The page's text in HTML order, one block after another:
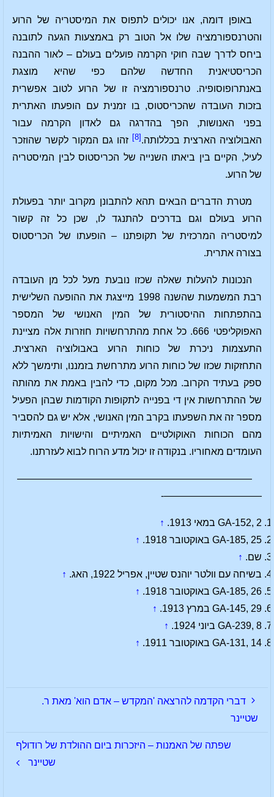
באופן דומה, אנו יכולים לתפוס את המיסטריה של הרוע
והטרנספורמציה שלו אל הטוב רק באמצעות הגעה לתובנה
ביחס לדרך שבה חוקי הקרמה פועלים בעולם – לאור ההבנה
הכריסטיאנית החדשה שלהם כפי שהיא מוצגת
באנתרופוסופיה. טרנספורמציה זו של הרוע לטוב אפשרית
בזכות העובדה שהכריסטוס, בו זמנית עם הופעתו האתרית
בפני האנושות, הפך בהדרגה גם לאדון הקרמה עבור
האבולוציה הארצית בכללותה. [8]
זהו גם המקור לקשר שהוזכר
לעיל, הקיים בין ביאתו השנייה של הכריסטוס לבין המיסטריה
של הרוע.
מטרת הדברים הבאים תהא להתבונן מקרוב יותר בפעולת
הרוע בעולם וגם בדרכים להתנגד לו, שכן כל זה קשור
למיסטריה המרכזית של תקופתנו – הופעתו של הכריסטוס
בצורה אתרית.
הנכונות להעלות שאלה שכזו נובעת מעל לכל מן העובדה
רבת המשמעות שהשנה 1998 מייצגת את ההופעה השלישית
בהתפתחות ההיסטורית של המין האנושי של המספר
האפוקליפטי 666. כל אחת מהתרחשויות חוזרות אלה מציינת
התעצמות ניכרת של כוחות הרוע באבולוציה הארצית.
התחזקות שכזו של כוחות הרוע מתרחשת בזמננו, ותימשך ללא
ספק בעתיד הקרוב. מכל מקום, כדי להבין באמת את מהותה
של ההתרחשות אין די בפנייה לתקופות הקודמות שבהן הפעיל
מספר זה את השפעתו בקרב המין האנושי, אלא יש גם להסביר
מהם הכוחות האוקולטיים האמיתיים והישויות האמיתיות
העומדים מאחוריו. בנקודה זו יכול מדע הרוח לבוא לעזרתנו.
————————————————————————
——————————-
GA-152, 2 במאי 1913.
↑
GA-185, 25 באוקטובר 1918.
↑
שם. ↑
בשיחה עם וולטר יוהנס שטיין, אפריל 1922, האג.
↑
GA-185, 26 באוקטובר 1918.
↑
GA-145, 29 במרץ 1913.
↑
GA-239, 8 ביוני 1924.
↑
GA-131, 14 באוקטובר 1911.
↑
דברי הקדמה להרצאה 'המקדש – אדם הוא' מאת ר.
שטיינר
שפתה של האמנות – היזכרות ביום ההולדת של רודולף
שטיינר